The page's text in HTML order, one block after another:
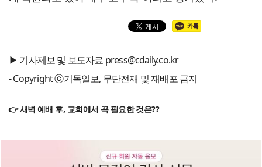
▶ 기사제보 및 보도자료 press@cdaily.co.kr
- Copyright ⓒ기독일보, 무단전재 및 재배포 금지
👉 새벽 예배 후, 교회에서 꼭 필요한 것은??